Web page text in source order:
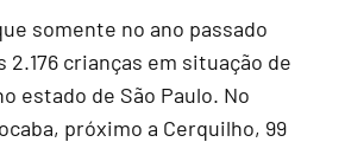
somente no ano passado
crianças em situação de
estado de São Paulo. No
próximo a Cerquilho, 99